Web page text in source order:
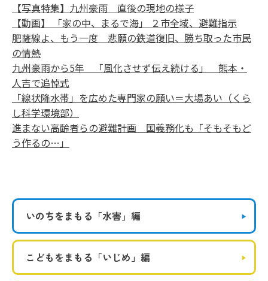
【写真特集】九州豪雨 直後の現地の様子
【動画】 「家の中、まるで海」 ２市全域、避難指示
肥薩線よ、もう一度 悲願の鉄道復旧、勝ち取った市民
の情熱
九州豪雨から5年 「風化させず伝え続ける」 熊本・
人吉で追悼式
「線状降水帯」を広めた専門家の願い＝大場あい（くら
し科学環境部）
進まない高齢者らの避難計画 国義務化も「そもそもど
う作るの…」
いのちをまもる 「水害」編
こどもをまもる 「いじめ」編